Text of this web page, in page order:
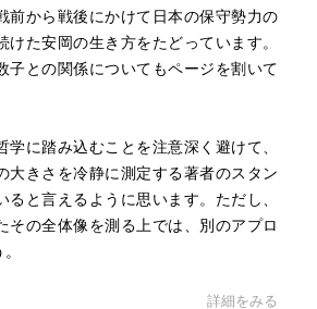
前から戦後にかけて日本の保守勢力の
けた安岡の生き方をたどっています。
子との関係についてもページを割いて
学に踏み込むことを注意深く避けて、
大きさを冷静に測定する著者のスタン
ると言えるように思います。ただし、
その全体像を測る上では、別のアプロ
詳細をみる